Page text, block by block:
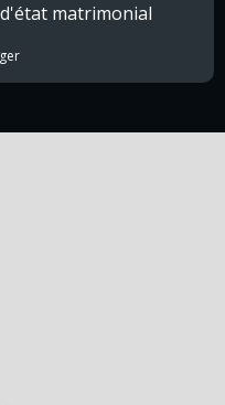
matrimonial